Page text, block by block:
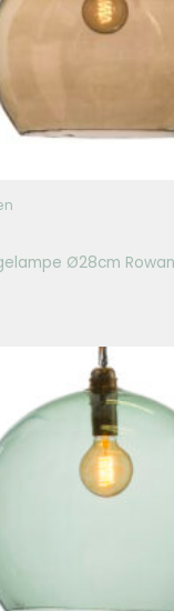
Ø28cm